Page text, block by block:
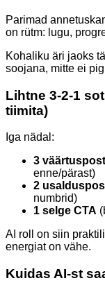
Parimad
on rütm: lugu,
Kohaliku äri jaoks
soojana, mitte ei
Lihtne 3-2-1
tiimita)
Iga nädal:
3
enne/pärast)
2
numbrid)
1 selge CTA
AI roll on siin
energiat on vähe.
Kuidas AI-st